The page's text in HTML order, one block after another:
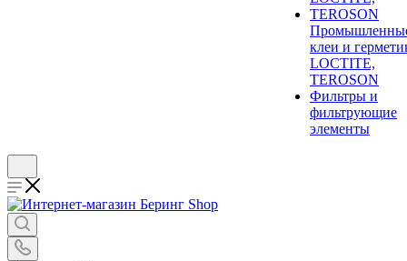
клеи и
LOCTITE,
TEROSON
Фильтры и
фильтрующие
элементы